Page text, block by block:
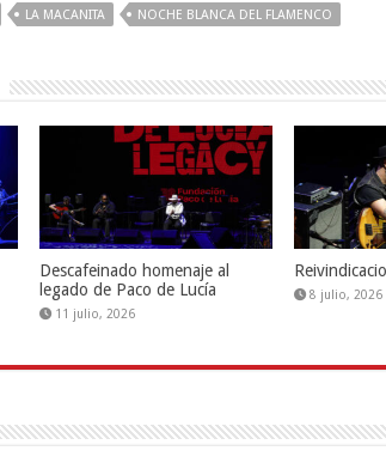
LA MACANITA NOCHE BLANCA DEL FLAMENCO
Descafeinado homenaje al
legado de Paco de Lucía
11 julio, 2026
8 julio, 2026